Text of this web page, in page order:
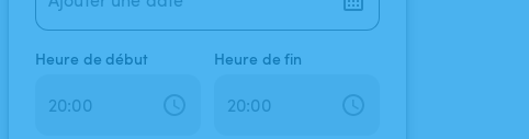
Heure de début Heure de fin